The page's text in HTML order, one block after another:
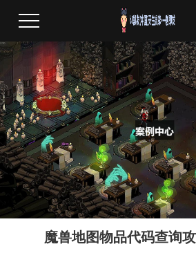
魔兽地图物品代码查询